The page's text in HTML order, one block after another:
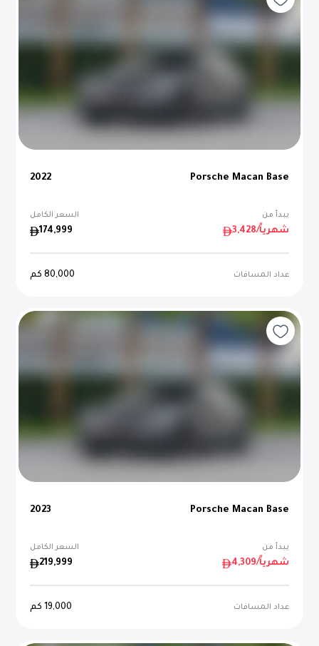
Porsche Macan Base
2022
يبدأ من السعر الكامل
3,428 /شهرياً 174,999
عداد المسافات 80,000 كم
Porsche Macan Base
2023
يبدأ من السعر الكامل
4,309 /شهرياً 219,999
عداد المسافات 19,000 كم